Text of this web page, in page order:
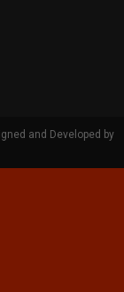
and Developed by